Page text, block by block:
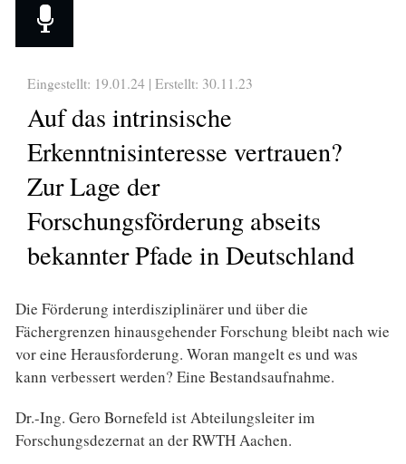
Eingestellt: 19.01.24 | Erstellt: 30.11.23
Auf das intrinsische
Erkenntnisinteresse vertrauen?
Zur Lage der
Forschungsförderung abseits
bekannter Pfade in Deutschland
Die Förderung interdisziplinärer und über die
Fächergrenzen hinausgehender Forschung bleibt nach wie
vor eine Herausforderung. Woran mangelt es und was
kann verbessert werden? Eine Bestandsaufnahme.
Dr.-Ing. Gero Bornefeld ist Abteilungsleiter im
Forschungsdezernat an der RWTH Aachen.